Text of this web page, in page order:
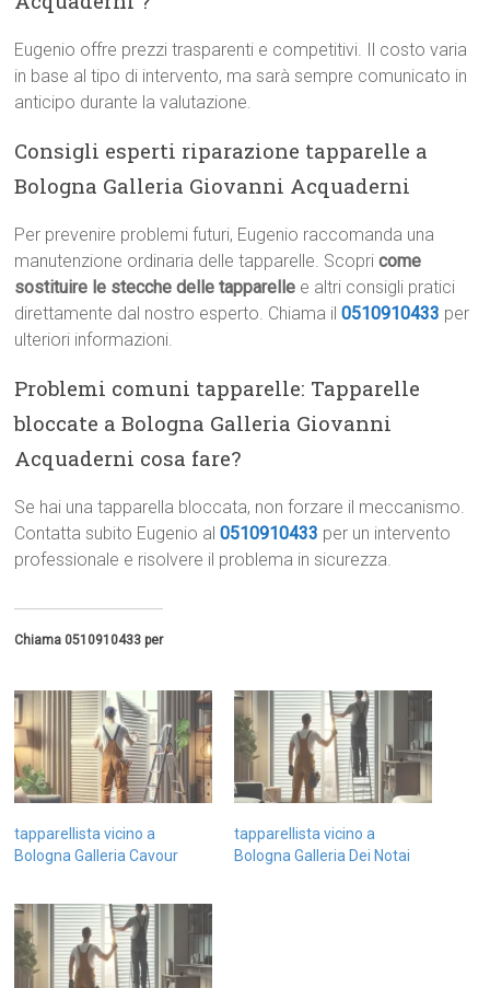
Eugenio offre prezzi trasparenti e competitivi. Il costo varia
in base al tipo di intervento, ma sarà sempre comunicato in
anticipo durante la valutazione.
Consigli esperti riparazione tapparelle a
Bologna Galleria Giovanni Acquaderni
Per prevenire problemi futuri, Eugenio raccomanda una
manutenzione ordinaria delle tapparelle. Scopricome
sostituire le stecche delle tapparelle e altri consigli pratici
direttamente dal nostro esperto. Chiama il0510910433 per
ulteriori informazioni.
Problemi comuni tapparelle: Tapparelle
bloccate a Bologna Galleria Giovanni
Acquaderni cosa fare?
Se hai una tapparella bloccata, non forzare il meccanismo.
Contatta subito Eugenio al0510910433 per un intervento
professionale e risolvere il problema in sicurezza.
Chiama 0510910433 per
tapparellista vicino a
Bologna Galleria Cavour
tapparellista vicino a
Bologna Galleria Dei Notai